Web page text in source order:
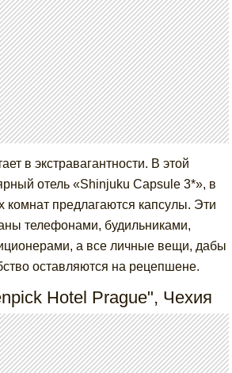
в экстравагантности. В этой
отель «Shinjuku Capsule 3*», в
предлагаются капсулы. Эти
телефонами, будильниками,
а все личные вещи, дабы
оставляются на рецепшене.
Hotel Prague", Чехия